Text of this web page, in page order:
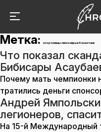
Метка: спортсмены-легионеры в Казахстане
Что показал
Бибисары
Почему мать чемпионки
тратились деньги
Андрей
легионеров,
На 15-й Международный